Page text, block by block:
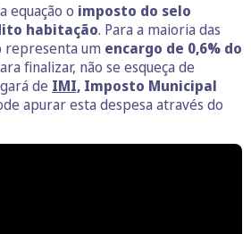
equação o imposto do selo
habitação. Para a maioria das
representa um encargo de 0,6% do
finalizar, não se esqueça de
de IMI, Imposto Municipal
apurar esta despesa através do